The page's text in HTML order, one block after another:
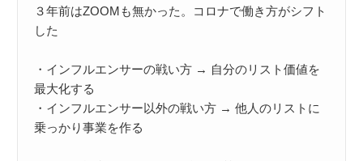
３年前はZOOMも無かった。コロナで働き方がシフト
した
・インフルエンサーの戦い方 → 自分のリスト価値を
最大化する
・インフルエンサー以外の戦い方 → 他人のリストに
乗っかり事業を作る